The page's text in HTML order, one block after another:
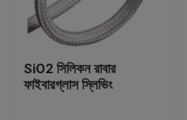
SiO2 সিলিকন রাবার
ফাইবারগ্লাস স্লিভিং